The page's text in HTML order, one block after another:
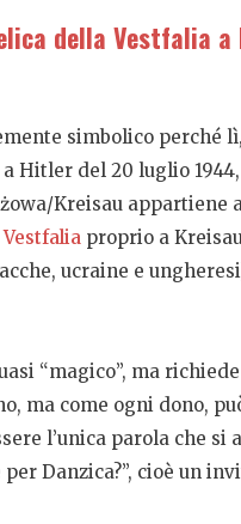
della Vestfalia
simbolico perché
del 20 luglio
Kreisau
proprio a
ucraine e
“magico”, ma
ma come ogni dono,
l’unica parola che si
Danzica?”, cioè un